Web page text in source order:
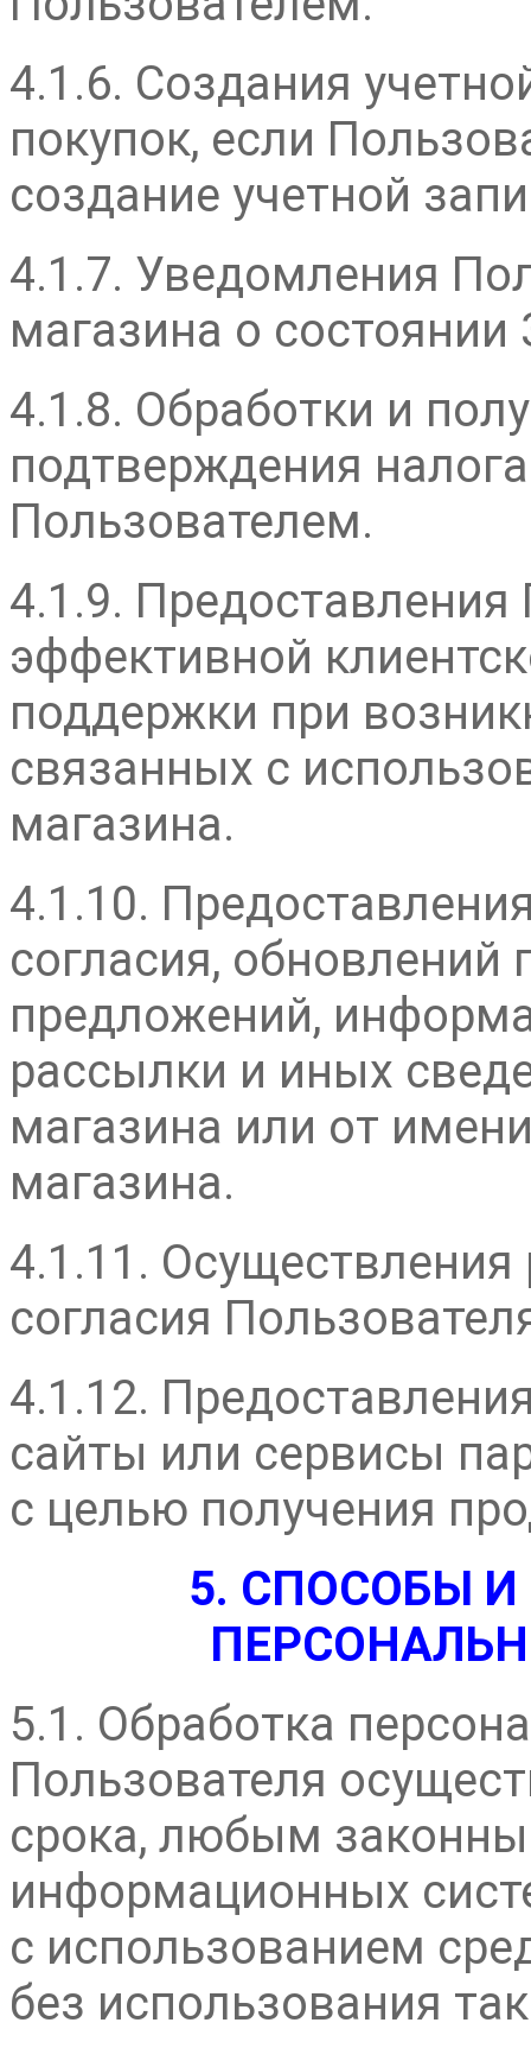
4.1.6. Создания
покупок, если
создание учетной
4.1.7. Уведомления
магазина о состоянии
4.1.8. Обработки и
подтверждения
Пользователем.
4.1.9.
эффективной
поддержки при
связанных с
магазина.
4.1.10.
согласия, обновлений
предложений,
рассылки и иных
магазина или от
магазина.
4.1.11.
согласия
4.1.12.
сайты или сервисы
с целью получения
5. СПОСОБЫ
5.1. Обработка
Пользователя
срока, любым
информационных
с использованием
без использования